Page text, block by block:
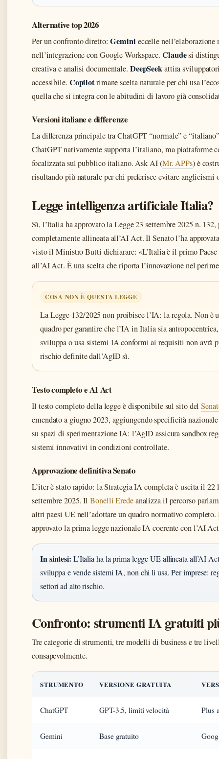
Alternative top 2026
Per un confronto diretto:Gemini eccelle
nell’integrazione con Google Workspace. Claudesi
creativa e analisi documentale. DeepSeekattira
accessibile. Copilotrimane scelta naturale per chi usa
quella che si integra con le abitudini di lavoro già
Versioni italiane e differenze
La differenza principale tra ChatGPT “normale” e
ChatGPT nativamente supporta l’italiano, ma piattaforme
focalizzata sul pubblico italiano. Ask AI (Mr. APPs) è
risultando più naturale per chi preferisce evitare anglicismi
Legge intelligenza artificiale Italia?
Sì, l’Italia ha approvato la Legge 23 settembre 2025 n.
completamente allineata all’AI Act. Il Senato l’ha
visto il Ministro Butti dichiarare: «L’Italia è il primo
all’AI Act. È una scelta che riporta l’innovazione nel
COSA NON È QUESTA LEGGE
La Legge 132/2025 non proibisce l’IA: la regola. Non è
quadro per garantire che l’IA in Italia sia
sviluppa o usa sistemi IA conformi ai requisiti non
rischio definite dall’AgID sì.
Testo completo e AI Act
Il testo completo della legge è disponibile sul sito del
emendato a giugno 2023, aggiungendo specificità
su spazi di sperimentazione IA: l’AgID assicura sandbox
sistemi innovativi in condizioni controllate.
Approvazione definitiva Senato
L’iter è stato rapido: la Strategia IA completa è uscita il
settembre 2025. IlBonelli Eredeanalizza il percorso
altri paesi UE nell’adottare un quadro normativo completo.
approvato la prima legge nazionale IA coerente con l’AI
In sintesi: L’Italia ha la prima legge UE allineata all’AI
sviluppa e vende sistemi IA, non chi li usa. Per imprese:
settori ad alto rischio.
Confronto: strumenti IA gratuiti
Tre categorie di strumenti, tre modelli di business e tre
consapevolmente.
STRUMENTO VERSIONE GRATUITA
ChatGPT GPT-3.5, limiti velocità Plus
Gemini Base gratuito